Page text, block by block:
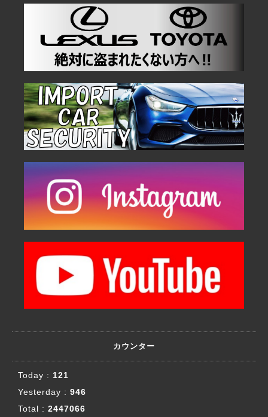
カウンター
Today : 121
Yesterday : 946
Total : 2447066